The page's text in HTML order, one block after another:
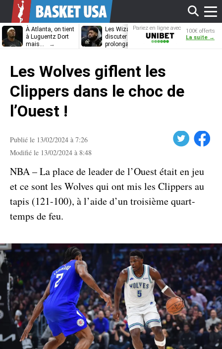
À Atlanta, on tient
à Luguentz Dort
mais…
Les Wizards vont
discuter
prolongation avec
Dennis
découvrira-t-il
Pariez en ligne avec
Unibet
100€ offerts
La suite →
Les Wolves giflent les
Clippers dans le choc de
l’Ouest !
Publié le 13/02/2024 à 7:26
Modifié le 13/02/2024 à 8:48
Facebook
NBA – La place de leader de l’Ouest était en jeu
et ce sont les Wolves qui ont mis les Clippers au
tapis (121-100), à l’aide d’un troisième quart-
temps de feu.